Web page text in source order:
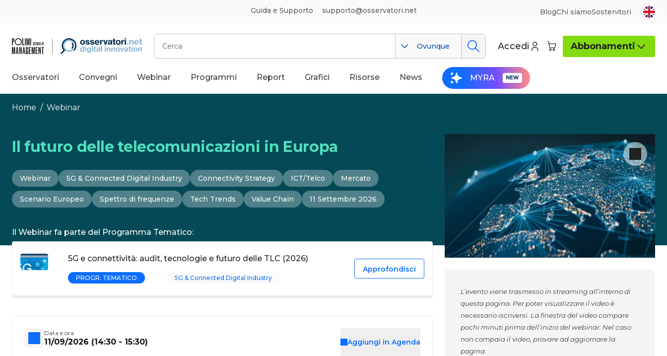
Guida e Supporto supporto@osservatori.net BlogChi siamoSostenitori
Cerca
Ovunque Accedi Abbonamenti
Osservatori Convegni Webinar Programmi Report Grafici Risorse News MYRA
Home / Webinar
Il futuro delle telecomunicazioni in Europa
Webinar 5G & Connected Digital Industry Connectivity Strategy ICT/Telco Mercato
Scenario Europeo Spettro di frequenze Tech Trends Value Chain 11 Settembre 2026
Il Webinar fa parte del Programma Tematico:
5G e connettività: audit, tecnologie e futuro delle TLC (2026)
PROGR. TEMATICO 5G & Connected Digital Industry
Approfondisci
Data e ora
11/09/2026 (14:30 - 15:30) Aggiungi in Agenda
L’evento viene trasmesso in streaming all’interno di
questa pagina. Per poter visualizzare il video è
necessario iscriversi. La finestra del video compare
pochi minuti prima dell’inizio del webinar. Nel caso
non compaia il video, provare ad aggiornare la
pagina.